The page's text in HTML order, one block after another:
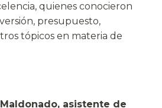
quienes conocieron
presupuesto,
tópicos en materia de
asistente de